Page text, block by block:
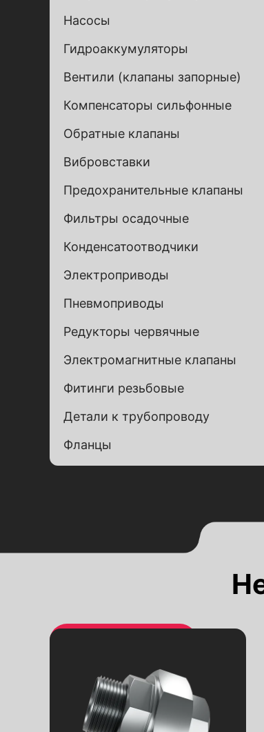
Насосы
Гидроаккумуляторы
Вентили (клапаны запорные)
Компенсаторы сильфонные
Обратные клапаны
Вибровставки
Предохранительные клапаны
Фильтры осадочные
Конденсатоотводчики
Электроприводы
Пневмоприводы
Редукторы червячные
Электромагнитные клапаны
Фитинги резьбовые
Детали к трубопроводу
Фланцы